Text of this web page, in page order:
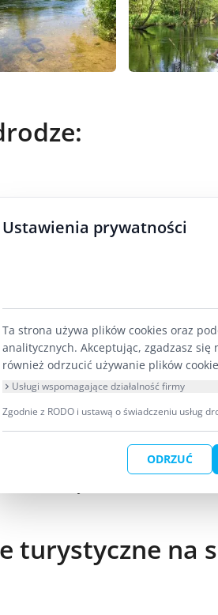
Kalnej k. Lubik
turystyczne na
Ustawienia prywatności
Ta strona używa plików cookies oraz
analitycznych. Akceptując, zgadzasz się
również odrzucić używanie plików
Usługi wspomagające działalność firmy
Zgodnie z RODO i ustawą o świadczeniu usług
ODRZUĆ